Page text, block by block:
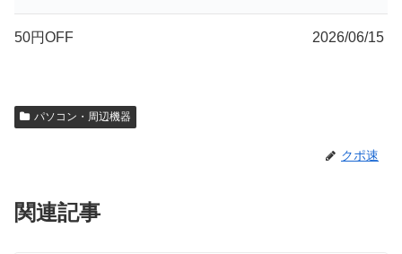
50円OFF 2026/06/15
パソコン・周辺機器
クポ速
関連記事